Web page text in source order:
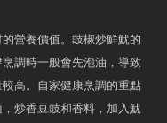
營養價值。豉椒炒鮮魷的
調時一般會先泡油，導致
高。自家健康烹調的重點
炒香豆豉和香料，加入魷